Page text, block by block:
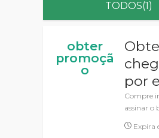
TODOS(1)
obter
promoçã
o
por
Compre
assinar o
Expira